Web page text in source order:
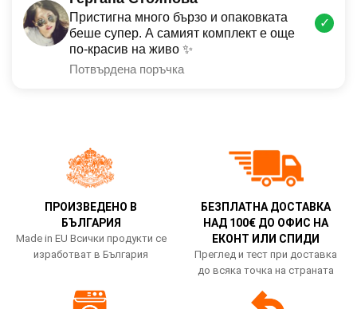
Пристигна много бързо и опаковката
беше супер. А самият комплект е още
по-красив на живо ✨
Потвърдена поръчка
✓
ПРОИЗВЕДЕНО В
БЪЛГАРИЯ
Made in EU Всички продукти се
изработват в България
БЕЗПЛАТНА ДОСТАВКА
НАД 100€ ДО ОФИС НА
ЕКОНТ ИЛИ СПИДИ
Преглед и тест при доставка
до всяка точка на страната